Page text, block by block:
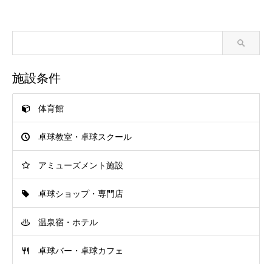
施設条件
体育館
卓球教室・卓球スクール
アミューズメント施設
卓球ショップ・専門店
温泉宿・ホテル
卓球バー・卓球カフェ